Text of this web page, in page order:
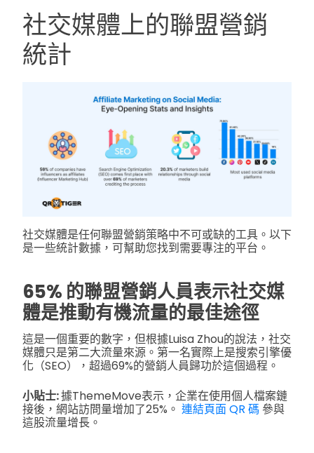
社交媒體上的聯盟營銷
統計
社交媒體是任何聯盟營銷策略中不可或缺的工具。以下
是一些統計數據，可幫助您找到需要專注的平台。
65% 的聯盟營銷人員表示社交媒
體是推動有機流量的最佳途徑
這是一個重要的數字，但根據Luisa Zhou的說法，社交
媒體只是第二大流量來源。第一名實際上是搜索引擎優
化（SEO），超過69%的營銷人員歸功於這個過程。
小貼士:據ThemeMove表示，企業在使用個人檔案鏈
接後，網站訪問量增加了25%。 連結頁面 QR 碼 參與
這股流量增長。